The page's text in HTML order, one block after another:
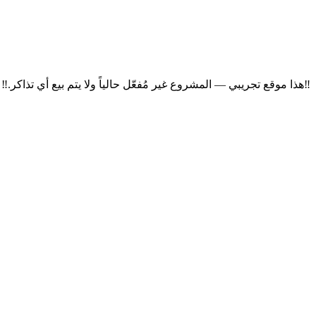
‼هذا موقع تجريبي — المشروع غير مُفعّل حالياً ولا يتم بيع أي تذاكر.‼